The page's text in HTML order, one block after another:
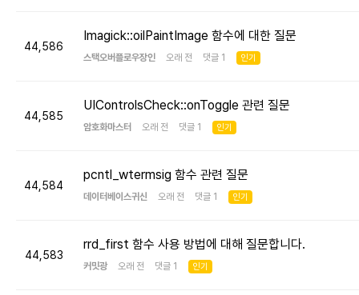
44,586
Imagick::oilPaintImage 함수에 대한 질문
스택오버플로우장인 오래 전 댓글 1 인기
44,585
UIControlsCheck::onToggle 관련 질문
암호화마스터 오래 전 댓글 1 인기
44,584
pcntl_wtermsig 함수 관련 질문
데이터베이스귀신 오래 전 댓글 1 인기
44,583
rrd_first 함수 사용 방법에 대해 질문합니다.
커밋광 오래 전 댓글 1 인기